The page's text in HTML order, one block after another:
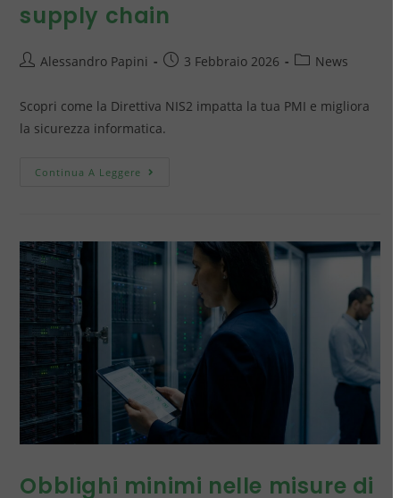
supply chain
Alessandro Papini 3 Febbraio 2026 News
Scopri come la Direttiva NIS2 impatta la tua PMI e migliora
la sicurezza informatica.
Continua A Leggere
Obblighi minimi nelle misure di